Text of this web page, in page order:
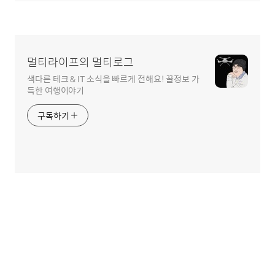
멀티라이프의 멀티로그
색다른 테크 & IT 소식을 빠르게 전해요! 꿀정보 가
득한 여행이야기
구독하기